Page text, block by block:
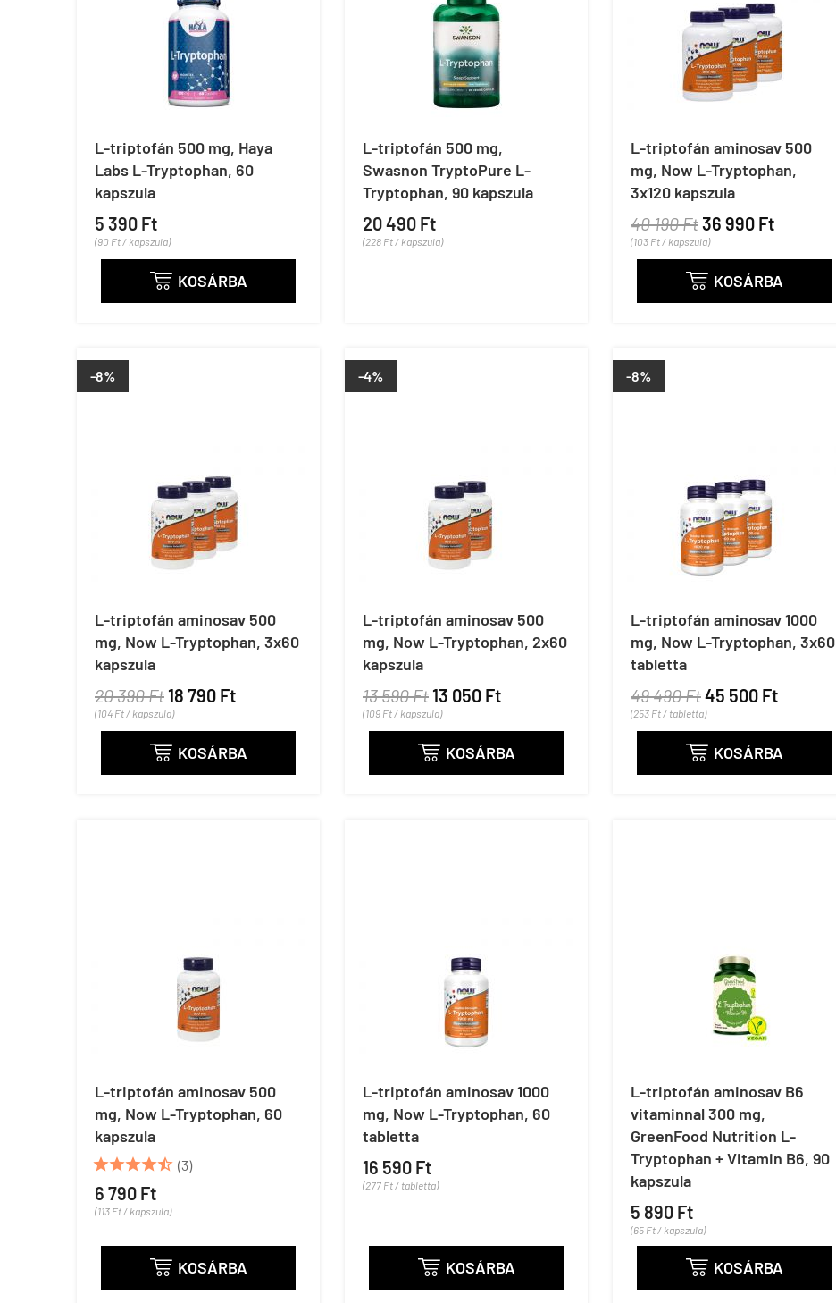
L-triptofán 500 mg, Haya
Labs L-Tryptophan, 60
kapszula
5 390 Ft
(90 Ft / kapszula)
 KOSÁRBA
L-triptofán 500 mg,
Swasnon TryptoPure L-
Tryptophan, 90 kapszula
20 490 Ft
(228 Ft / kapszula)
L-triptofán aminosav 500
mg, Now L-Tryptophan,
3x120 kapszula
40 190 Ft36 990 Ft
(103 Ft / kapszula)
 KOSÁRBA
-8%
L-triptofán aminosav 500
mg, Now L-Tryptophan, 3x60
kapszula
20 390 Ft 18 790 Ft
(104 Ft / kapszula)
 KOSÁRBA
-4%
L-triptofán aminosav 500
mg, Now L-Tryptophan, 2x60
kapszula
13 590 Ft 13 050 Ft
(109 Ft / kapszula)
 KOSÁRBA
-8%
L-triptofán aminosav 1000
mg, Now L-Tryptophan, 3x60
tabletta
49 490 Ft45 500 Ft
(253 Ft / tabletta)
 KOSÁRBA
L-triptofán aminosav 500
mg, Now L-Tryptophan, 60
kapszula
 (3)
6 790 Ft
(113 Ft / kapszula)
 KOSÁRBA
L-triptofán aminosav 1000
mg, Now L-Tryptophan, 60
tabletta
16 590 Ft
(277 Ft / tabletta)
 KOSÁRBA
L-triptofán aminosav B6
vitaminnal 300 mg,
GreenFood Nutrition L-
Tryptophan + Vitamin B6, 90
kapszula
5 890 Ft
(65 Ft / kapszula)
 KOSÁRBA